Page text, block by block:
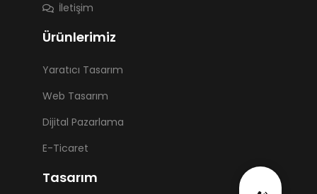
İletişim
Ürünlerimiz
Yaratıcı Tasarım
Web Tasarım
Dijital Pazarlama
E-Ticaret
Tasarım